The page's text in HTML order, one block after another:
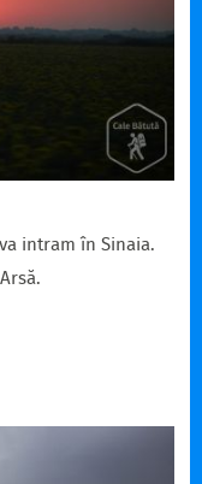
intram în Sinaia.